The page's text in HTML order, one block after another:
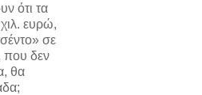
ότι τα
ευρώ,
σε
δεν
θα